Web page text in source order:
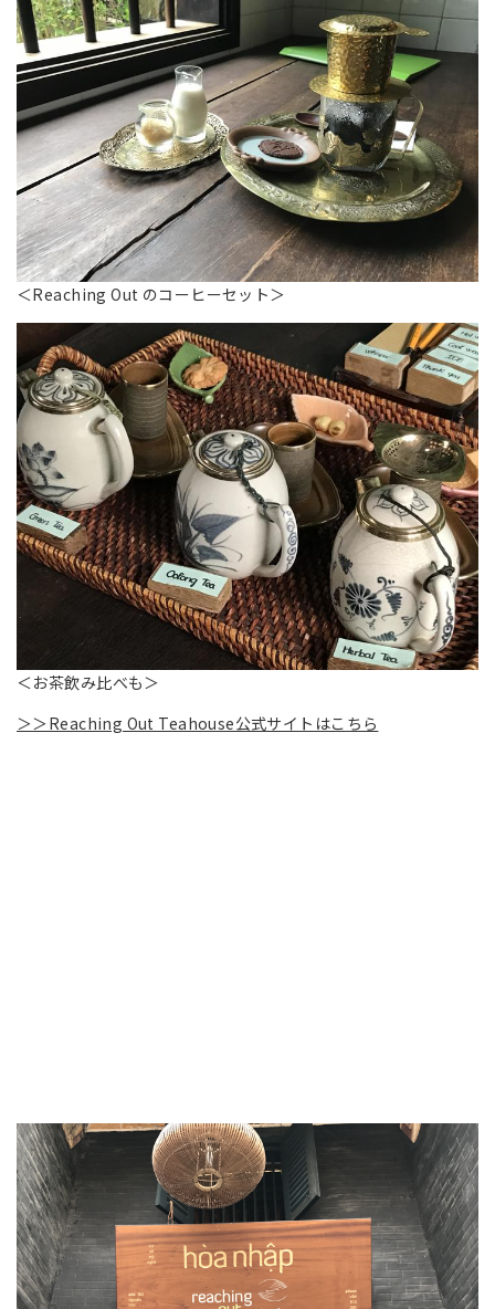
＜Reaching Out のコーヒーセット＞
＜お茶飲み比べも＞
＞＞Reaching Out Teahouse公式サイトはこちら